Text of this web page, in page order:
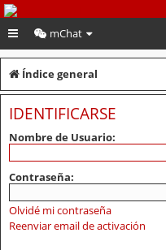
PeruVoley.com
mChat
Índice general
IDENTIFICARSE
Nombre de Usuario:
Contraseña:
Olvidé mi contraseña
Reenviar email de activación